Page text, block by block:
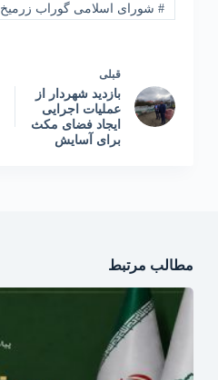
#شورای اسلامی گوراب زرمیخ
قبلی
بازدید شهردار از
عملیات اجرایی
ایجاد فضای مکث
برای آسایش
مطالب مرتبط